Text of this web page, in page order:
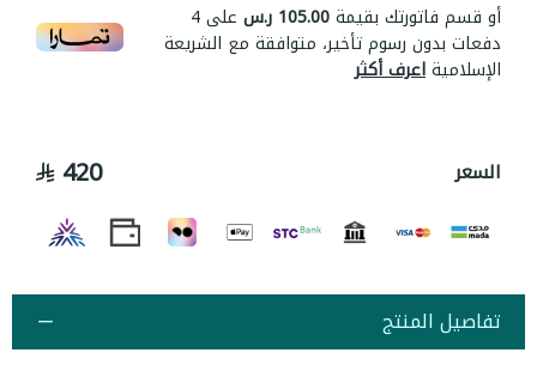
أو قسم فاتورتك بقيمة105.00 ر.س على4
دفعات بدون رسوم تأخير، متوافقة مع الشريعة
الإسلاميةاعرف أكثر
السعر 420
تفاصيل المنتج